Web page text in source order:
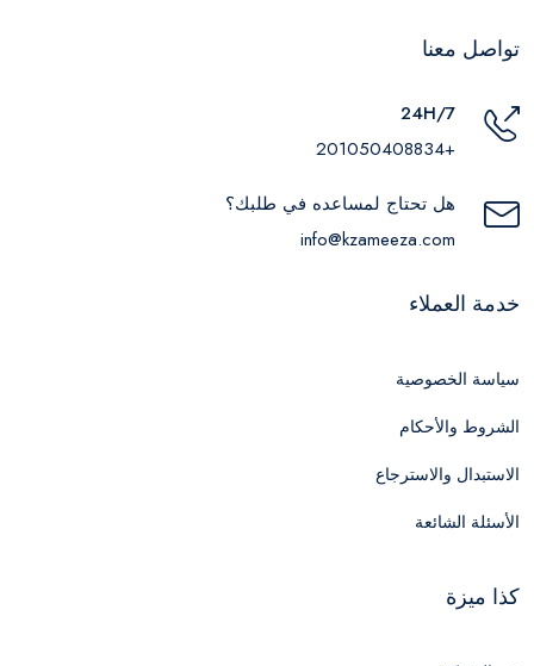
تواصل معنا
24H/7
+201050408834
هل تحتاج لمساعده في طلبك؟
info@kzameeza.com
خدمة العملاء
سياسة الخصوصية
الشروط والأحكام
الاستبدال والاسترجاع
الأسئلة الشائعة
كذا ميزة